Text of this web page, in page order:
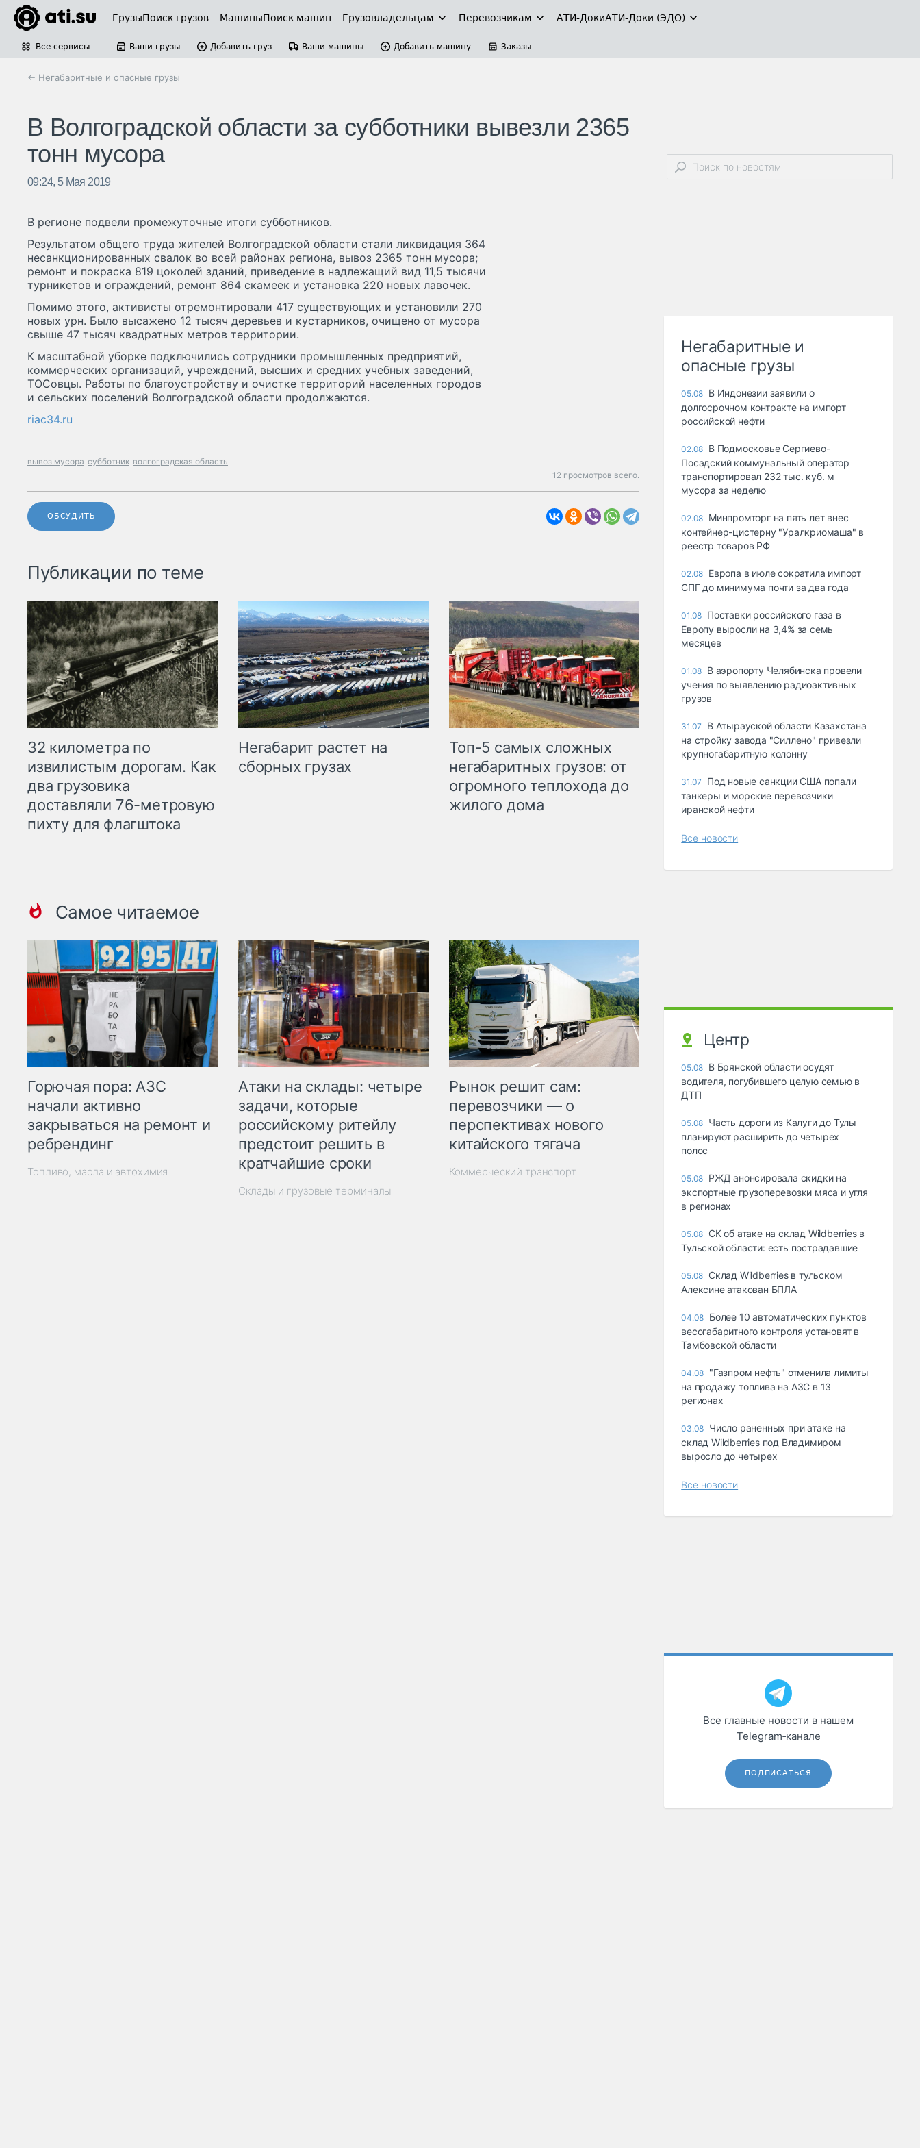
ГрузыПоиск грузов МашиныПоиск машин Грузовладельцам Перевозчикам АТИ-ДокиАТИ-Доки (ЭДО)
Все сервисы Ваши грузы Добавить груз Ваши машины Добавить машину Заказы
← Негабаритные и опасные грузы
В Волгоградской области за субботники вывезли 2365
тонн мусора
09:24, 5 Мая 2019
В регионе подвели промежуточные итоги субботников.
Результатом общего труда жителей Волгоградской области стали ликвидация 364
несанкционированных свалок во всей районах региона, вывоз 2365 тонн мусора;
ремонт и покраска 819 цоколей зданий, приведение в надлежащий вид 11,5 тысячи
турникетов и ограждений, ремонт 864 скамеек и установка 220 новых лавочек.
Помимо этого, активисты отремонтировали 417 существующих и установили 270
новых урн. Было высажено 12 тысяч деревьев и кустарников, очищено от мусора
свыше 47 тысяч квадратных метров территории.
К масштабной уборке подключились сотрудники промышленных предприятий,
коммерческих организаций, учреждений, высших и средних учебных заведений,
ТОСовцы. Работы по благоустройству и очистке территорий населенных городов
и сельских поселений Волгоградской области продолжаются.
riac34.ru
вывоз мусора субботник волгоградская область
12 просмотров всего.
ОБСУДИТЬ
Публикации по теме
32 километра по
извилистым дорогам. Как
два грузовика
доставляли 76-метровую
пихту для флагштока
Негабарит растет на
сборных грузах
Топ-5 самых сложных
негабаритных грузов: от
огромного теплохода до
жилого дома
Самое читаемое
Горючая пора: АЗС
начали активно
закрываться на ремонт и
ребрендинг
Топливо, масла и автохимия
Атаки на склады: четыре
задачи, которые
российскому ритейлу
предстоит решить в
кратчайшие сроки
Склады и грузовые терминалы
Рынок решит сам:
перевозчики — о
перспективах нового
китайского тягача
Коммерческий транспорт
Негабаритные и
опасные грузы
05.08 В Индонезии заявили о
долгосрочном контракте на импорт
российской нефти
02.08 В Подмосковье Сергиево-
Посадский коммунальный оператор
транспортировал 232 тыс. куб. м
мусора за неделю
02.08 Минпромторг на пять лет внес
контейнер-цистерну "Уралкриомаша" в
реестр товаров РФ
02.08 Европа в июле сократила импорт
СПГ до минимума почти за два года
01.08 Поставки российского газа в
Европу выросли на 3,4% за семь
месяцев
01.08 В аэропорту Челябинска провели
учения по выявлению радиоактивных
грузов
31.07
В Атырауской области Казахстана
на стройку завода "Силлено" привезли
крупногабаритную колонну
31.07
Под новые санкции США попали
танкеры и морские перевозчики
иранской нефти
Все новости
Центр
05.08 В Брянской области осудят
водителя, погубившего целую семью в
ДТП
05.08 Часть дороги из Калуги до Тулы
планируют расширить до четырех
полос
05.08 РЖД анонсировала скидки на
экспортные грузоперевозки мяса и угля
в регионах
05.08 СК об атаке на склад Wildberries в
Тульской области: есть пострадавшие
05.08 Склад Wildberries в тульском
Алексине атакован БПЛА
04.08 Более 10 автоматических пунктов
весогабаритного контроля установят в
Тамбовской области
04.08 "Газпром нефть" отменила лимиты
на продажу топлива на АЗС в 13
регионах
03.08 Число раненных при атаке на
склад Wildberries под Владимиром
выросло до четырех
Все новости
Все главные новости в нашем
Telegram‑канале
ПОДПИСАТЬСЯ